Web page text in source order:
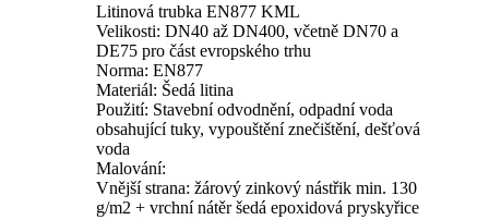
Litinová trubka EN877 KML
Velikosti: DN40 až DN400, včetně DN70 a
DE75 pro část evropského trhu
Norma: EN877
Materiál: Šedá litina
Použití: Stavební odvodnění, odpadní voda
obsahující tuky, vypouštění znečištění, dešťová
voda
Malování:
Vnější strana: žárový zinkový nástřik min. 130
g/m2 + vrchní nátěr šedá epoxidová pryskyřice